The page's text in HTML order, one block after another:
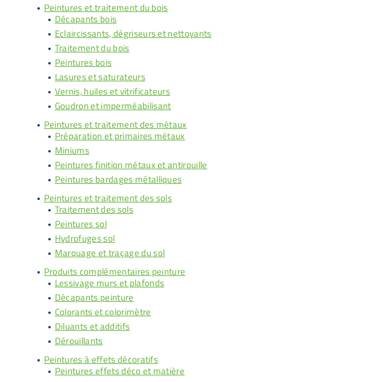
Peintures et traitement du bois
Décapants bois
Eclaircissants, dégriseurs et nettoyants
Traitement du bois
Peintures bois
Lasures et saturateurs
Vernis, huiles et vitrificateurs
Goudron et imperméabilisant
Peintures et traitement des métaux
Préparation et primaires métaux
Miniums
Peintures finition métaux et antirouille
Peintures bardages métalliques
Peintures et traitement des sols
Traitement des sols
Peintures sol
Hydrofuges sol
Marquage et traçage du sol
Produits complémentaires peinture
Lessivage murs et plafonds
Décapants peinture
Colorants et colorimètre
Diluants et additifs
Dérouillants
Peintures à effets décoratifs
Peintures effets déco et matière